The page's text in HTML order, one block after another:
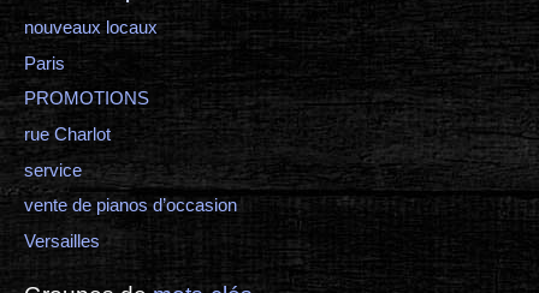
nouveaux locaux
Paris
PROMOTIONS
rue Charlot
service
vente de pianos d’occasion
Versailles